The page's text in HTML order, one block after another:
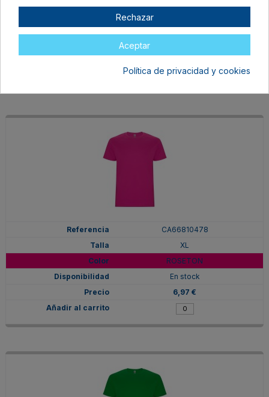
XL
6,97 €
CA66810478
XL
ROSETON
En stock
6,97 €
Rechazar
Aceptar
Política de privacidad y cookies